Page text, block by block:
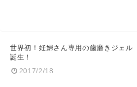
世界初！妊婦さん専用の歯磨きジェル
誕生！
2017/2/18